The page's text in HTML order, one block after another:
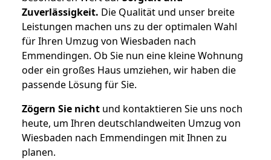
Zuverlässigkeit. Die Qualität und unser breite
Leistungen machen uns zu der optimalen Wahl
für Ihren Umzug von Wiesbaden nach
Emmendingen. Ob Sie nun eine kleine Wohnung
oder ein großes Haus umziehen, wir haben die
passende Lösung für Sie.
Zögern Sie nicht und kontaktieren Sie uns noch
heute, um Ihren deutschlandweiten Umzug von
Wiesbaden nach Emmendingen mit Ihnen zu
planen.